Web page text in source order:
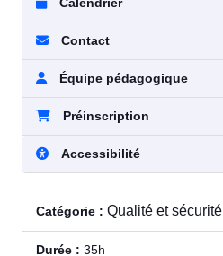
Contact
Équipe pédagogique
Préinscription
Accessibilité
Catégorie : Qualité et sécurité
Durée : 35h